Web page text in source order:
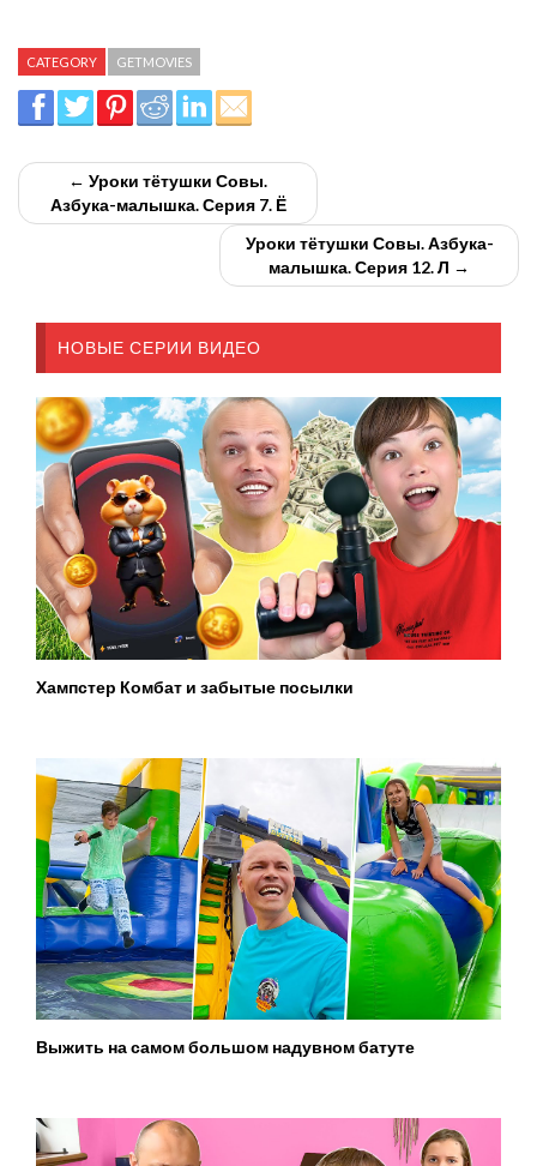
CATEGORY GETMOVIES
← Уроки тётушки Совы.
Азбука-малышка. Серия 7. Ё
Уроки тётушки Совы. Азбука-
малышка. Серия 12. Л →
НОВЫЕ СЕРИИ ВИДЕО
Хампстер Комбат и забытые посылки
Выжить на самом большом надувном батуте